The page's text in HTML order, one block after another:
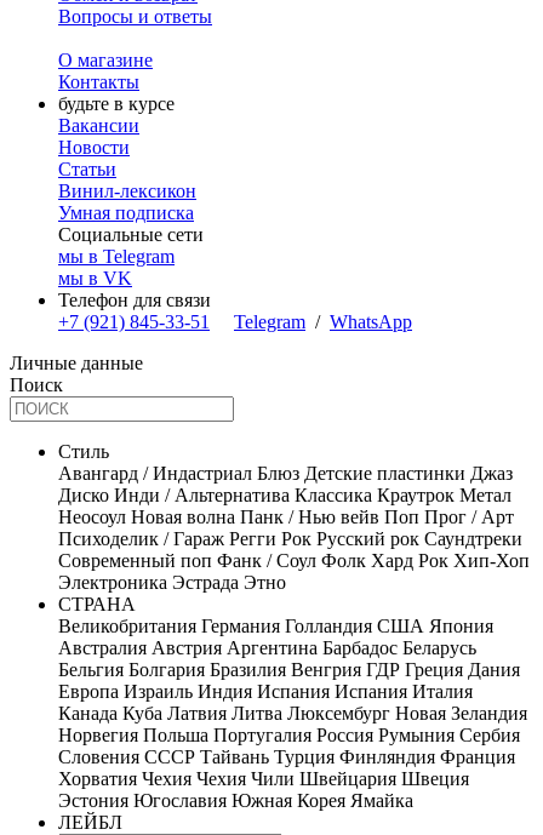
Вопросы и ответы
О магазине
Контакты
будьте в курсе
Вакансии
Новости
Статьи
Винил-лексикон
Умная подписка
Социальные сети
мы в Telegram
мы в VK
Телефон для связи
+7 (921) 845-33-51
Telegram / WhatsApp
Личные данные
Поиск
Стиль
Авангард / Индастриал Блюз Детские пластинки Джаз
Диско Инди / Альтернатива Классика Краутрок Метал
Неосоул Новая волна Панк / Нью вейв Поп Прог / Арт
Психоделик / Гараж Регги Рок Русский рок Саундтреки
Современный поп Фанк / Соул Фолк Хард Рок Хип-Хоп
Электроника Эстрада Этно
СТРАНА
Великобритания Германия Голландия США Япония
Австралия Австрия Аргентина Барбадос Беларусь
Бельгия Болгария Бразилия Венгрия ГДР Греция Дания
Европа Израиль Индия Испания Испания Италия
Канада Куба Латвия Литва Люксембург Новая Зеландия
Норвегия Польша Португалия Россия Румыния Сербия
Словения СССР Тайвань Турция Финляндия Франция
Хорватия Чехия Чехия Чили Швейцария Швеция
Эстония Югославия Южная Корея Ямайка
ЛЕЙБЛ